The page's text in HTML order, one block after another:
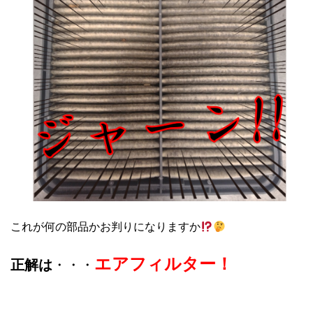
これが何の部品かお判りになりますか
正解は ・・・ エアフィルター！